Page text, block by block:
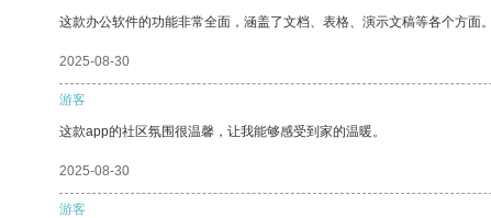
这款办公软件的功能非常全面，涵盖了文档、表格、演示文稿等各个方面
2025-08-30
游客
这款app的社区氛围很温馨，让我能够感受到家的温暖。
2025-08-30
游客